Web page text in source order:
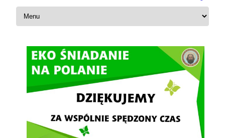
Skip to content